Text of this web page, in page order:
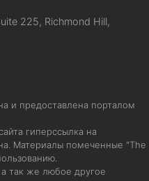
225, Richmond Hill,
и предоставлена порталом
гиперссылка на
Материалы помеченные "The
так же любое другое